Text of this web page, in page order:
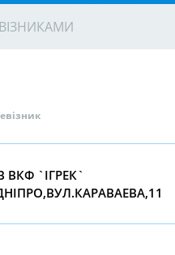
ВКФ `IГРЕК`